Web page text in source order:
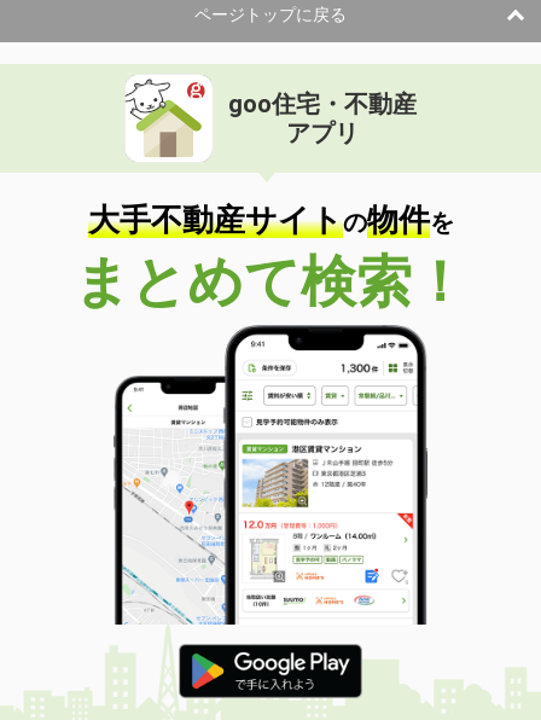
ページトップに戻る
goo住宅・不動産
アプリ
大手不動産サイトの物件を
まとめて検索！